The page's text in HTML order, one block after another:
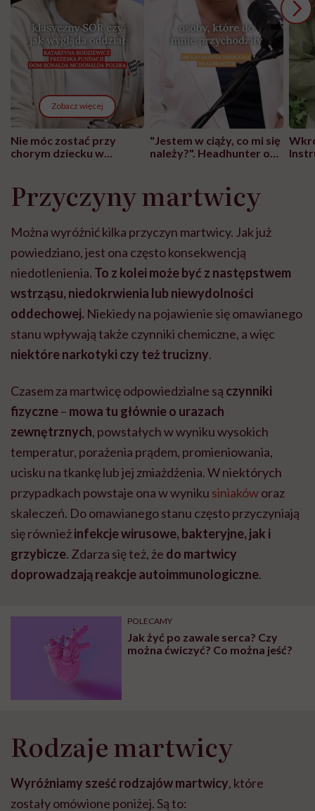
Zobacz więcej
Nie móc zostać przy
chorym dziecku w
może chyba tylko
głupota i brak
wyobraźni"
"Jestem w ciąży, co mi się
należy?". Headhunter o
pracy
Przyczyny martwicy
Można wyróżnić kilka przyczyn martwicy. Jak już
powiedziano, jest ona często konsekwencją
niedotlenienia. To z kolei może być z następstwem
wstrząsu, niedokrwienia lub niewydolności
oddechowej. Niekiedy na pojawienie się omawianego
stanu wpływają także czynniki chemiczne, a więc
niektóre narkotyki czy też trucizny.
Czasem za martwicę odpowiedzialne są czynniki
fizyczne– mowa tu głównie o urazach
zewnętrznych, powstałych w wyniku wysokich
temperatur, porażenia prądem, promieniowania,
ucisku na tkankę lub jej zmiażdżenia. W niektórych
przypadkach powstaje ona w wyniku siniakóworaz
skaleczeń. Do omawianego stanu często przyczyniają
się równieżinfekcje wirusowe, bakteryjne, jak i
grzybicze. Zdarza się też, że do martwicy
doprowadzają reakcje autoimmunologiczne.
POLECAMY
Jak żyć po zawale serca? Czy
można ćwiczyć? Co można jeść?
Rodzaje martwicy
Wyróżniamy sześć rodzajów martwicy, które
zostały omówione poniżej. Są to: